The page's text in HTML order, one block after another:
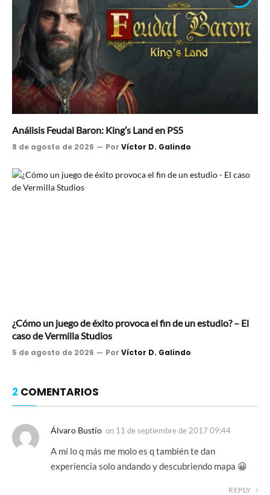
Análisis Feudal Baron: King’s Land en PS5
8 de agosto de 2026 Por Víctor D. Galindo
¿Cómo un juego de éxito provoca el fin de un estudio? – El
caso de Vermilla Studios
5 de agosto de 2026 Por Víctor D. Galindo
2 COMENTARIOS
Álvaro Bustío on 11 de septiembre de 2017 09:44
A mí lo q más me molo es q también te dan
experiencia solo andando y descubriendo mapa 😀
REPLY